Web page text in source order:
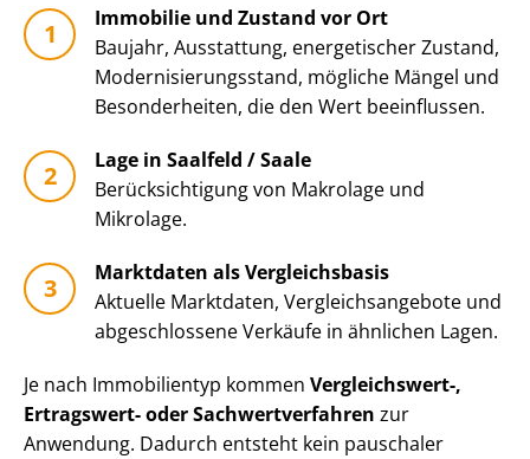
Immobilie und Zustand vor Ort
Baujahr, Ausstattung, energetischer Zustand,
Mo­der­ni­sie­rungs­stand, mögliche Mängel und
Besonderheiten, die den Wert beeinflussen.
Lage in Saalfeld / Saale
Be­rück­sich­ti­gung von Makrolage und
Mikrolage.
Marktdaten als Vergleichsbasis
Aktuelle Marktdaten, Ver­gleichs­an­ge­bo­te und
abgeschlossene Verkäufe in ähnlichen Lagen.
Je nach Immobilientyp kommen Vergleichswert-,
Ertragswert- oder Sach­wert­ver­fah­ren zur
Anwendung. Dadurch entsteht kein pauschaler